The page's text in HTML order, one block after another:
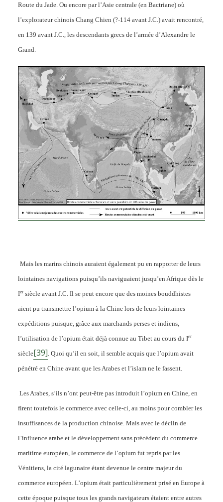
Route du Jade. Ou encore par l’Asie centrale (en Bactriane) où
l’explorateur chinois Chang Chien (?-114 avant J.C.) avait rencontré,
en 139 avant J.C., les descendants grecs de l’armée d’Alexandre le
Grand.
Mais les marins chinois auraient également pu en rapporter de leurs
lointaines navigations puisqu’ils naviguaient jusqu’en Afrique dès le
Iersiècle avant J.C. Il se peut encore que des moines bouddhistes
aient pu transmettre l’opium à la Chine lors de leurs lointaines
expéditions puisque, grâce aux marchands perses et indiens,
l’utilisation de l’opium était déjà connue au Tibet au cours du Ier
siècle[39] . Quoi qu’il en soit, il semble acquis que l’opium avait
pénétré en Chine avant que les Arabes et l’islam ne le fassent.
Les Arabes, s’ils n’ont peut-être pas introduit l’opium en Chine, en
firent toutefois le commerce avec celle-ci, au moins pour combler les
insuffisances de la production chinoise. Mais avec le déclin de
l’influence arabe et le développement sans précédent du commerce
maritime européen, le commerce de l’opium fut repris par les
Vénitiens, la cité lagunaire étant devenue le centre majeur du
commerce européen. L’opium était particulièrement prisé en Europe à
cette époque puisque tous les grands navigateurs étaient entre autres